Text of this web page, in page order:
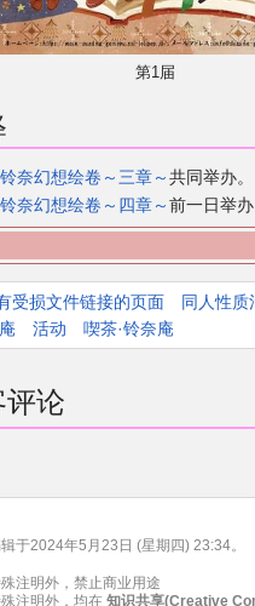
第1届
铃奈幻想绘卷～三章～共同举办。
铃奈幻想绘卷～四章～前一日举办
受损文件链接的页面 同人性质
活动 喫茶·铃奈庵
论
于2024年5月23日 (星期四) 23:34。
注明外，禁止商业用途
注明外，均在 知识共享(Creative